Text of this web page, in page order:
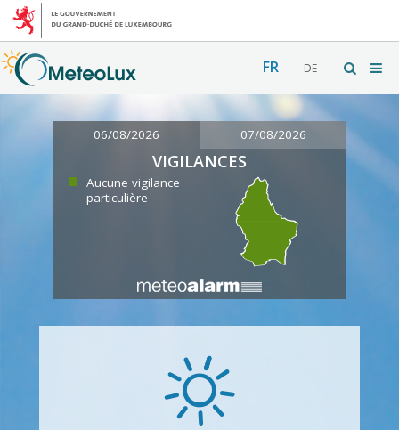
FR DE
06/08/2026 07/08/2026
VIGILANCES
Aucune vigilance
particulière